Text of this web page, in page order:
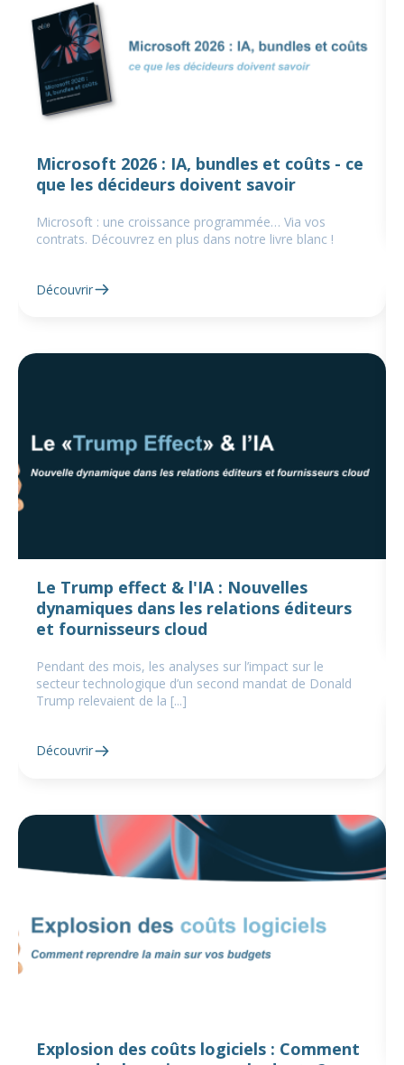
Microsoft 2026 : IA, bundles et coûts - ce
que les décideurs doivent savoir
Microsoft : une croissance programmée… Via vos
contrats. Découvrez en plus dans notre livre blanc !
Découvrir
Le Trump effect & l'IA : Nouvelles
dynamiques dans les relations éditeurs
et fournisseurs cloud
Pendant des mois, les analyses sur l’impact sur le
secteur technologique d’un second mandat de Donald
Trump relevaient de la [...]
Découvrir
Explosion des coûts logiciels : Comment